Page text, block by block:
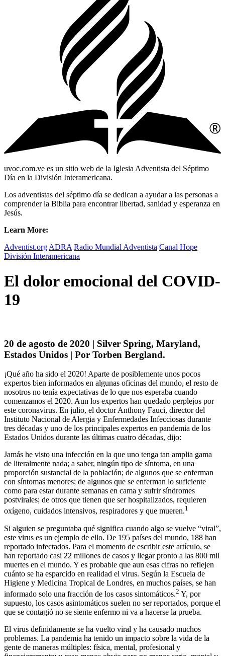
uvoc.com.ve es un sitio web de la Iglesia Adventista del Séptimo
Día en la División Interamericana.
Los adventistas del séptimo día se dedican a ayudar a las personas a
comprender la Biblia para encontrar libertad, sanidad y esperanza en
Jesús.
Learn More:
Adventist.org ADRA Radio Mundial Adventista Canal Hope
División Interamericana
El dolor emocional del COVID-
19
20 de agosto de 2020 | Silver Spring, Maryland,
Estados Unidos | Por Torben Bergland.
¡Qué año ha sido el 2020! Aparte de posiblemente unos pocos
expertos bien informados en algunas oficinas del mundo, el resto de
nosotros no tenía expectativas de lo que nos esperaba cuando
comenzamos el 2020. Aun los expertos han quedado perplejos por
este coronavirus. En julio, el doctor Anthony Fauci, director del
Instituto Nacional de Alergia y Enfermedades Infecciosas durante
tres décadas y uno de los principales expertos en pandemia de los
Estados Unidos durante las últimas cuatro décadas, dijo:
Jamás he visto una infección en la que uno tenga tan amplia gama
de literalmente nada; a saber, ningún tipo de síntoma, en una
proporción sustancial de la población; de algunos que se enferman
con síntomas menores; de algunos que se enferman lo suficiente
como para estar durante semanas en cama y sufrir síndromes
postvirales; de otros que tienen que ser hospitalizados, requieren
oxígeno, cuidados intensivos, respiradores y que mueren.1
Si alguien se preguntaba qué significa cuando algo se vuelve “viral”,
este virus es un ejemplo de ello. De 195 países del mundo, 188 han
reportado infectados. Para el momento de escribir este artículo, se
han reportado casi 22 millones de casos y llegar pronto a las 800 mil
muertes en el mundo. Y es probable que aun esas cifras no reflejen
cuánto se ha esparcido en realidad el virus. Según la Escuela de
Higiene y Medicina Tropical de Londres, en muchos países, se han
informado solo una fracción de los casos sintomáticos.2 Y, por
supuesto, los casos asintomáticos suelen no ser reportados, porque el
que se contagió no se siente enfermo ni va a hacerse la prueba.
El virus definidamente se ha vuelto viral y ha causado muchos
problemas. La pandemia ha tenido un impacto sobre la vida de la
gente de maneras múltiples: física, mental, profesional y